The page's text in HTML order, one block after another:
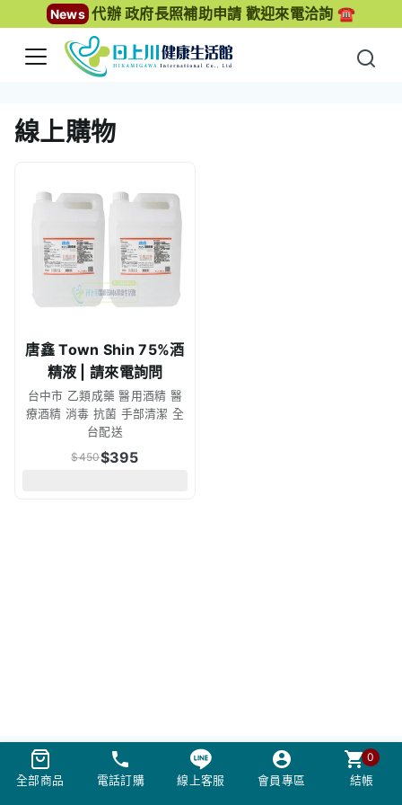
News 代辦 政府長照補助申請 歡迎來電洽詢 ☎️
線上購物
唐鑫 Town Shin 75%酒
精液 | 請來電詢問
台中市 乙類成藥 醫用酒精 醫
療酒精 消毒 抗菌 手部清潔 全
台配送
$450$395
全部商品 電話訂購 線上客服 會員專區
0
結帳